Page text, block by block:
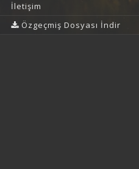
İletişim
Özgeçmiş Dosyası İndir